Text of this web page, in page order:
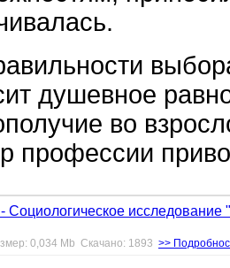
душевное
во
профессии
Социологическое
0,034 Mb Скачано: 1893 >>